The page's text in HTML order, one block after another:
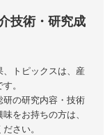
技術・研究成
トピックスは、産
。
研の研究内容・技術
をお持ちの方は、
さい。